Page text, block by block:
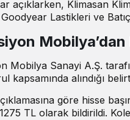
açıklarken, Klimasan
Lastikleri ve
Mobilya Sanayi A.Ş.
kapsamında alındığı
göre hisse
TL olarak bildirildi.